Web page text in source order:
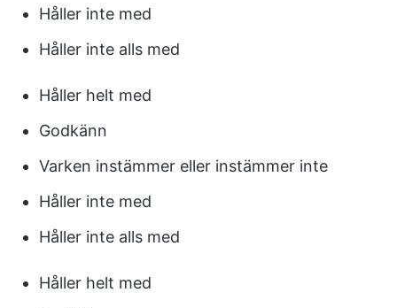
Håller inte med
Håller inte alls med
Håller helt med
Godkänn
Varken instämmer eller instämmer inte
Håller inte med
Håller inte alls med
Håller helt med